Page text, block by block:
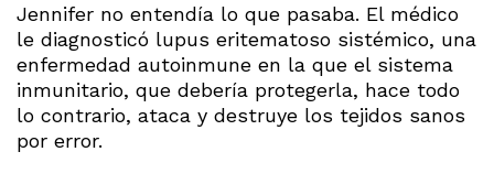
Jennifer no entendía lo que pasaba. El médico
le diagnosticó lupus eritematoso sistémico, una
enfermedad autoinmune en la que el sistema
inmunitario, que debería protegerla, hace todo
lo contrario, ataca y destruye los tejidos sanos
por error.